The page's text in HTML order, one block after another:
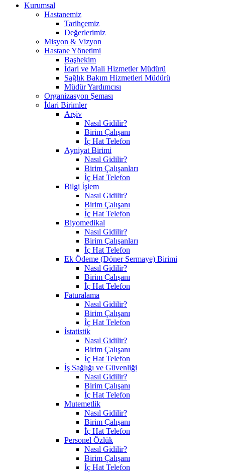
Kurumsal
Hastanemiz
Tarihçemiz
Değerlerimiz
Misyon & Vizyon
Hastane Yönetimi
Başhekim
İdari ve Mali Hizmetler Müdürü
Sağlık Bakım Hizmetleri Müdürü
Müdür Yardımcısı
Organizasyon Şeması
İdari Birimler
Arşiv
Nasıl Gidilir?
Birim Çalışanı
İç Hat Telefon
Ayniyat Birimi
Nasıl Gidilir?
Birim Çalışanları
İç Hat Telefon
Bilgi İşlem
Nasıl Gidilir?
Birim Çalışanı
İç Hat Telefon
Biyomedikal
Nasıl Gidilir?
Birim Çalışanları
İç Hat Telefon
Ek Ödeme (Döner Sermaye) Birimi
Nasıl Gidilir?
Birim Çalışanı
İç Hat Telefon
Faturalama
Nasıl Gidilir?
Birim Çalışanı
İç Hat Telefon
İstatistik
Nasıl Gidilir?
Birim Çalışanı
İç Hat Telefon
İş Sağlığı ve Güvenliği
Nasıl Gidilir?
Birim Çalışanı
İç Hat Telefon
Mutemetlik
Nasıl Gidilir?
Birim Çalışanı
İç Hat Telefon
Personel Özlük
Nasıl Gidilir?
Birim Çalışanı
İç Hat Telefon